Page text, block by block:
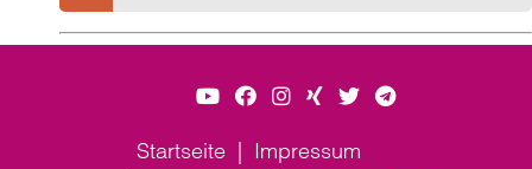
Startseite
Impressum